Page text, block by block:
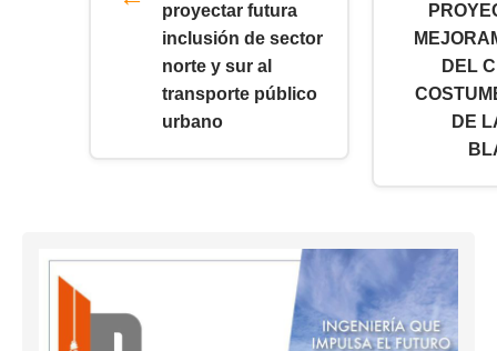
proyectar futura
inclusión de sector
norte y sur al
transporte público
urbano
DEL
DE